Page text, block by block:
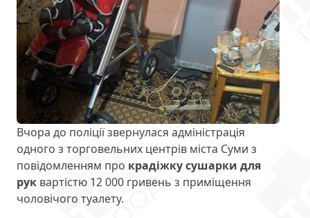
Вчора до поліції звернулася адміністрація
одного з торговельних центрів міста Суми з
повідомленням про крадіжку сушарки для
рук вартістю 12 000 гривень з приміщення
чоловічого туалету.